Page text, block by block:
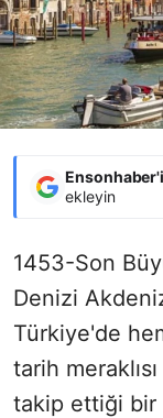
Ensonhaber'i
ekleyin
1453-Son
Denizi
Türkiye'de
tarih
takip ettiği bir